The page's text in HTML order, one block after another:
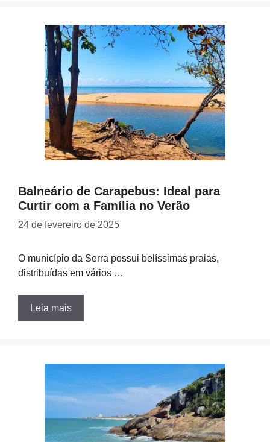
Balneário de Carapebus: Ideal para
Curtir com a Família no Verão
24 de fevereiro de 2025
O município da Serra possui belíssimas praias,
distribuídas em vários …
Leia mais